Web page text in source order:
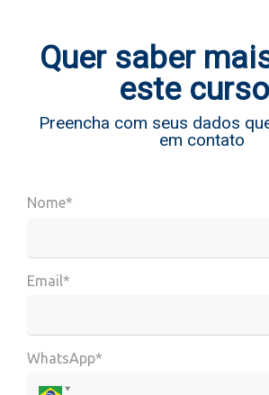
Quer saber
este
Preencha com seus dados
em contato
Nome*
Email*
WhatsApp*